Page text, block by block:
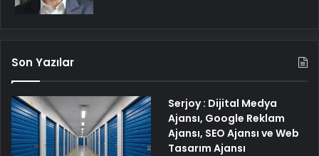
Son Yazılar
Serjoy : Dijital Medya
Ajansı, Google Reklam
Ajansı, SEO Ajansı ve Web
Tasarım Ajansı